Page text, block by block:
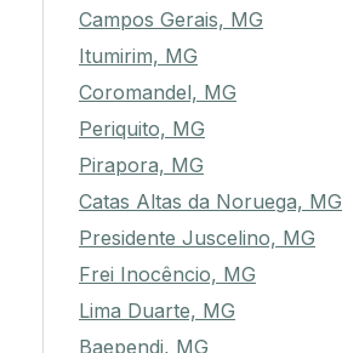
Campos Gerais, MG
Itumirim, MG
Coromandel, MG
Periquito, MG
Pirapora, MG
Catas Altas da Noruega, MG
Presidente Juscelino, MG
Frei Inocêncio, MG
Lima Duarte, MG
Baependi, MG